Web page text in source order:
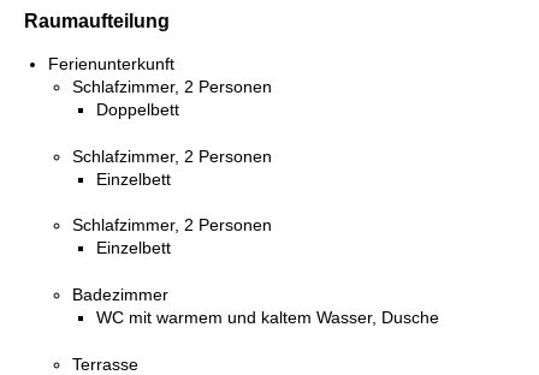
Raumaufteilung
Ferienunterkunft
Schlafzimmer, 2 Personen
Doppelbett
Schlafzimmer, 2 Personen
Einzelbett
Schlafzimmer, 2 Personen
Einzelbett
Badezimmer
WC mit warmem und kaltem Wasser, Dusche
Terrasse